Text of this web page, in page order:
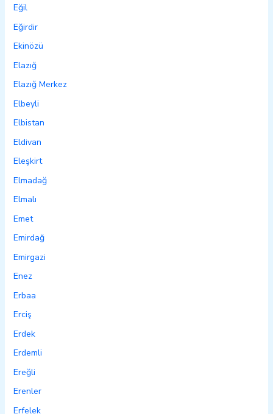
Eğil
Eğirdir
Ekinözü
Elazığ
Elazığ Merkez
Elbeyli
Elbistan
Eldivan
Eleşkirt
Elmadağ
Elmalı
Emet
Emirdağ
Emirgazi
Enez
Erbaa
Erciş
Erdek
Erdemli
Ereğli
Erenler
Erfelek